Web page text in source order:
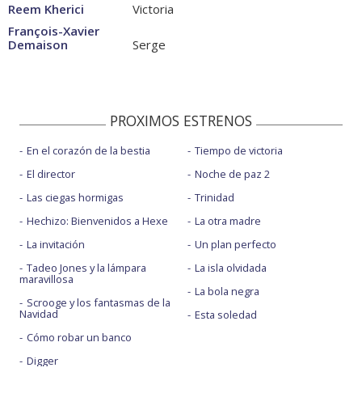
Reem Kherici
Victoria
François-Xavier
Demaison
Serge
PROXIMOS ESTRENOS
En el corazón de la bestia
El director
Las ciegas hormigas
Hechizo: Bienvenidos a Hexe
La invitación
Tadeo Jones y la lámpara
maravillosa
Scrooge y los fantasmas de la
Navidad
Cómo robar un banco
Digger
Tiempo de victoria
Noche de paz 2
Trinidad
La otra madre
Un plan perfecto
La isla olvidada
La bola negra
Esta soledad